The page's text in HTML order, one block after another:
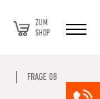
ZUM
SHOP
FRAGE 08